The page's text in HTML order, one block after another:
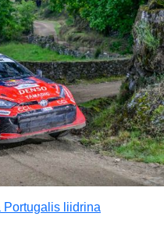
Portugalis liidrina